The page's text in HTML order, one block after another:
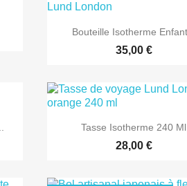
 Aperçu rapide
Bouteille Isotherme
35,00 €
 Aperçu rapide
Tasse Isotherme 240 Ml
28,00 €